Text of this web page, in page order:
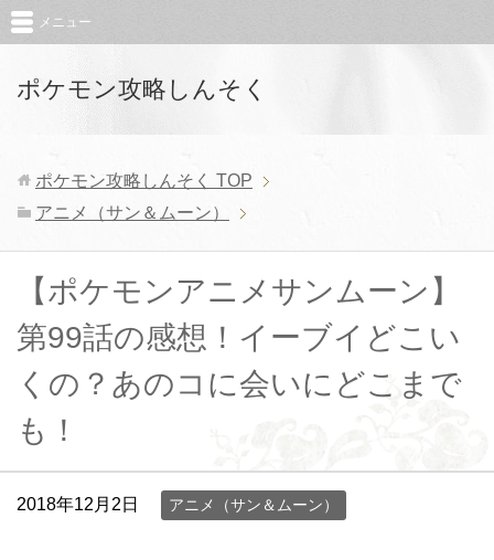
ポケモン攻略しんそく
メニュー
ポケモン攻略しんそく TOP
アニメ（サン＆ムーン）
【ポケモンアニメサンムーン】
第99話の感想！イーブイどこい
くの？あのコに会いにどこまで
も！
2018年12月2日 アニメ（サン＆ムーン）